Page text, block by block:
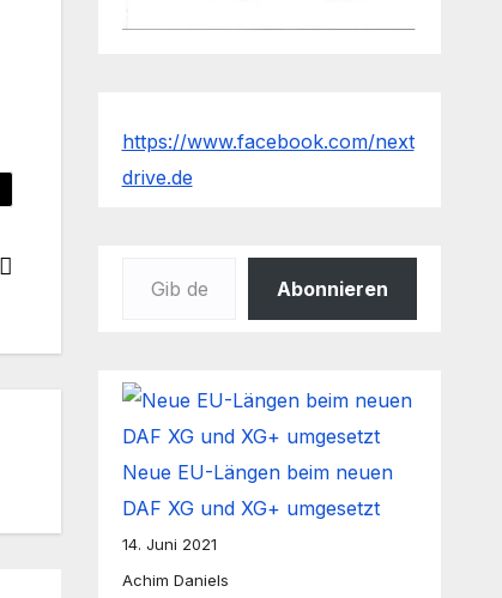
https://www.facebook.com/next
drive.de
Abonnieren
Neue EU-Längen beim neuen
DAF XG und XG+ umgesetzt
14. Juni 2021
Achim Daniels